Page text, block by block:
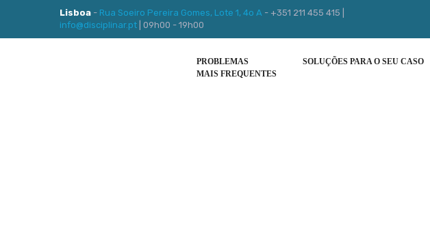
Lisboa - Rua Soeiro Pereira Gomes, Lote 1, 4o A - +351 211 455 415 |
info@disciplinar.pt | 09h00 - 19h00
PROBLEMAS
MAIS FREQUENTES
SOLUÇÕES PARA O SEU CASO